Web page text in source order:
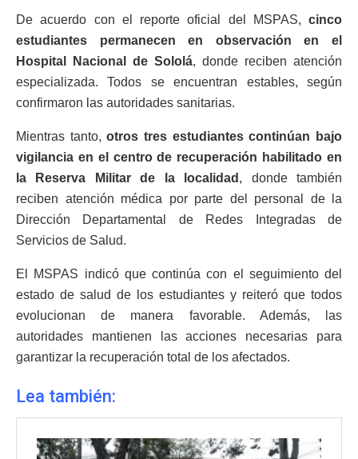
De acuerdo con el reporte oficial del MSPAS, cinco
estudiantes permanecen en observación en el
Hospital Nacional de Sololá, donde reciben atención
especializada. Todos se encuentran estables, según
confirmaron las autoridades sanitarias.
Mientras tanto,otros tres estudiantes continúan bajo
vigilancia en el centro de recuperación habilitado en
la Reserva Militar de la localidad , donde también
reciben atención médica por parte del personal de la
Dirección Departamental de Redes Integradas de
Servicios de Salud.
El MSPAS indicó que continúa con el seguimiento del
estado de salud de los estudiantes y reiteró que todos
evolucionan de manera favorable. Además, las
autoridades mantienen las acciones necesarias para
garantizar la recuperación total de los afectados.
Lea también: